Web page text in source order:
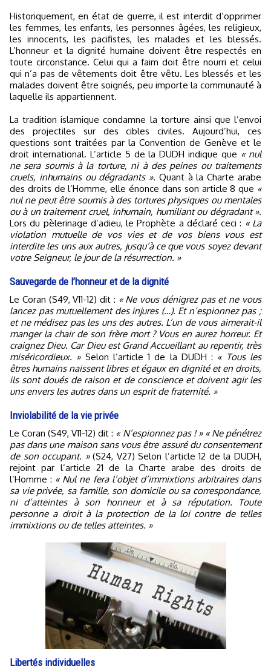
Historiquement, en état de guerre, il est interdit d’opprimer
les femmes, les enfants, les personnes âgées, les religieux,
les innocents, les pacifistes, les malades et les blessés.
L’honneur et la dignité humaine doivent être respectés en
toute circonstance. Celui qui a faim doit être nourri et celui
qui n’a pas de vêtements doit être vêtu. Les blessés et les
malades doivent être soignés, peu importe la communauté à
laquelle ils appartiennent.
La tradition islamique condamne la torture ainsi que l’envoi
des projectiles sur des cibles civiles. Aujourd’hui, ces
questions sont traitées par la Convention de Genève et le
droit international. L’article 5 de la DUDH indique que « nul
ne sera soumis à la torture, ni à des peines ou traitements
cruels, inhumains ou dégradants ». Quant à la Charte arabe
des droits de l’Homme, elle énonce dans son article 8 que «
nul ne peut être soumis à des tortures physiques ou mentales
ou à un traitement cruel, inhumain, humiliant ou dégradant ».
Lors du pèlerinage d’adieu, le Prophète a déclaré ceci : « La
violation mutuelle de vos vies et de vos biens vous est
interdite les uns aux autres, jusqu’à ce que vous soyez devant
votre Seigneur, le jour de la résurrection. »
Sauvegarde de l’honneur et de la dignité
Le Coran (S49, V11-12) dit : « Ne vous dénigrez pas et ne vous
lancez pas mutuellement des injures (…). Et n’espionnez pas ;
et ne médisez pas les uns des autres. L’un de vous aimerait-il
manger la chair de son frère mort ? Vous en aurez horreur. Et
craignez Dieu. Car Dieu est Grand Accueillant au repentir, très
miséricordieux. »Selon l’article 1 de la DUDH : « Tous les
êtres humains naissent libres et égaux en dignité et en droits,
ils sont doués de raison et de conscience et doivent agir les
uns envers les autres dans un esprit de fraternité. »
Inviolabilité de la vie privée
Le Coran (S49, V11-12) dit : « N’espionnez pas ! » « Ne pénétrez
pas dans une maison sans vous être assuré du consentement
de son occupant. »(S24, V27) Selon l’article 12 de la DUDH,
rejoint par l’article 21 de la Charte arabe des droits de
l’Homme : « Nul ne fera l’objet d’immixtions arbitraires dans
sa vie privée, sa famille, son domicile ou sa correspondance,
ni d’atteintes à son honneur et à sa réputation. Toute
personne a droit à la protection de la loi contre de telles
immixtions ou de telles atteintes. »
Libertés individuelles